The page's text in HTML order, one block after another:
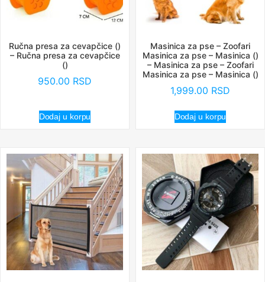
Ručna presa za cevapčice ()
– Ručna presa za cevapčice
()
950.00 RSD
Dodaj u korpu
Masinica za pse – Zoofari
Masinica za pse – Masinica ()
– Masinica za pse – Zoofari
Masinica za pse – Masinica ()
1,999.00 RSD
Dodaj u korpu